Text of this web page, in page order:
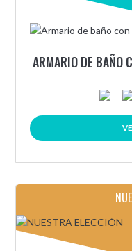
ARMARIO DE BAÑO